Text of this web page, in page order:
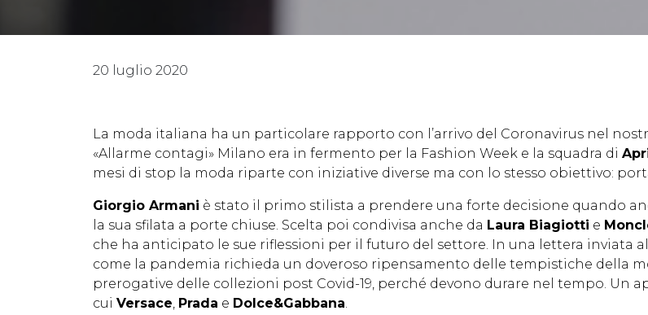
20 luglio 2020
La moda italiana ha un particolare rapporto con l’arrivo del Coronavirus nel
«Allarme contagi» Milano era in fermento per la Fashion Week e la squadra di
mesi di stop la moda riparte con iniziative diverse ma con lo stesso obiettivo:
Giorgio Armani è stato il primo stilista a prendere una forte decisione quando
la sua sfilata a porte chiuse. Scelta poi condivisa anche da Laura Biagiotti e
che ha anticipato le sue riflessioni per il futuro del settore. In una lettera inviata
come la pandemia richieda un doveroso ripensamento delle tempistiche della
prerogative delle collezioni post Covid-19, perché devono durare nel tempo. Un
cui Versace, Prada e Dolce&Gabbana.